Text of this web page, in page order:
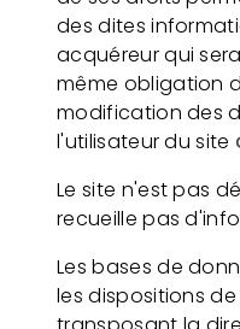
des dites
acquéreur qui
même obligation
modification des
l'utilisateur du site
Le site n'est pas
recueille pas
Les bases de
les dispositions de